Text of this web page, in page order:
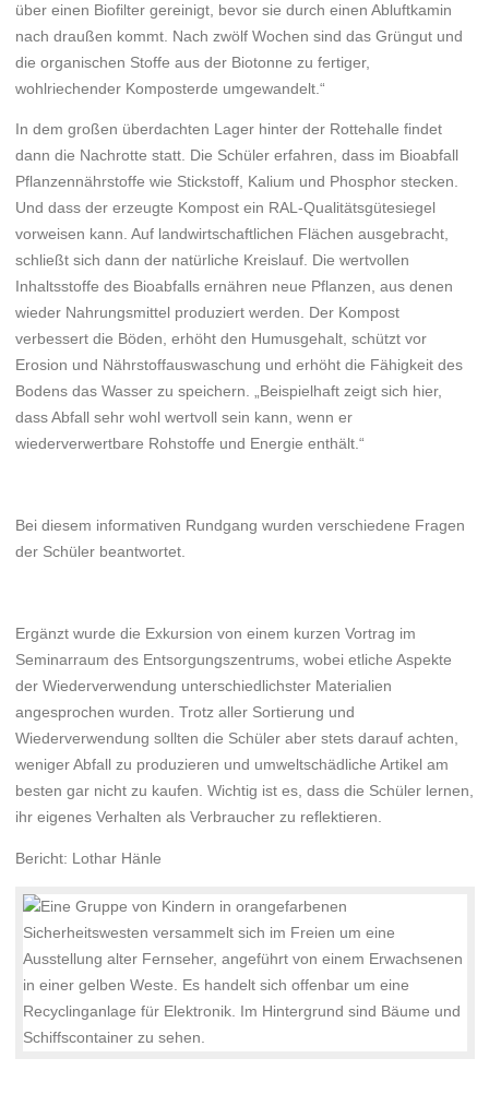
über einen Biofilter gereinigt, bevor sie durch einen Abluftkamin
nach draußen kommt. Nach zwölf Wochen sind das Grüngut und
die organischen Stoffe aus der Biotonne zu fertiger,
wohlriechender Komposterde umgewandelt.“
In dem großen überdachten Lager hinter der Rottehalle findet
dann die Nachrotte statt. Die Schüler erfahren, dass im Bioabfall
Pflanzennährstoffe wie Stickstoff, Kalium und Phosphor stecken.
Und dass der erzeugte Kompost ein RAL-Qualitätsgütesiegel
vorweisen kann. Auf landwirtschaftlichen Flächen ausgebracht,
schließt sich dann der natürliche Kreislauf. Die wertvollen
Inhaltsstoffe des Bioabfalls ernähren neue Pflanzen, aus denen
wieder Nahrungsmittel produziert werden. Der Kompost
verbessert die Böden, erhöht den Humusgehalt, schützt vor
Erosion und Nährstoffauswaschung und erhöht die Fähigkeit des
Bodens das Wasser zu speichern. „Beispielhaft zeigt sich hier,
dass Abfall sehr wohl wertvoll sein kann, wenn er
wiederverwertbare Rohstoffe und Energie enthält.“
Bei diesem informativen Rundgang wurden verschiedene Fragen
der Schüler beantwortet.
Ergänzt wurde die Exkursion von einem kurzen Vortrag im
Seminarraum des Entsorgungszentrums, wobei etliche Aspekte
der Wiederverwendung unterschiedlichster Materialien
angesprochen wurden. Trotz aller Sortierung und
Wiederverwendung sollten die Schüler aber stets darauf achten,
weniger Abfall zu produzieren und umweltschädliche Artikel am
besten gar nicht zu kaufen. Wichtig ist es, dass die Schüler lernen,
ihr eigenes Verhalten als Verbraucher zu reflektieren.
Bericht: Lothar Hänle